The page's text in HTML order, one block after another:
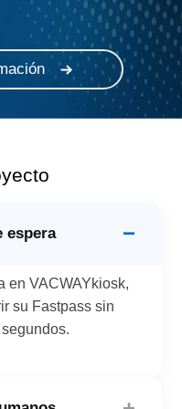
espera −
en VACWAYkiosk,
su Fastpass sin